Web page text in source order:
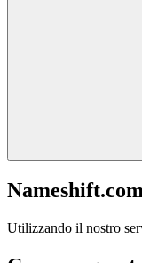
Utilizzando il nostro